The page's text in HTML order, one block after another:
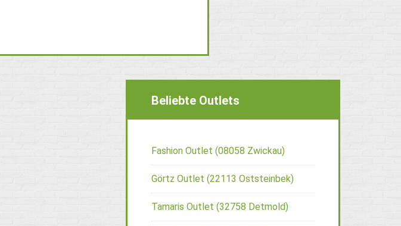
Beliebte Outlets
Fashion Outlet (08058 Zwickau)
Görtz Outlet (22113 Oststeinbek)
Tamaris Outlet (32758 Detmold)